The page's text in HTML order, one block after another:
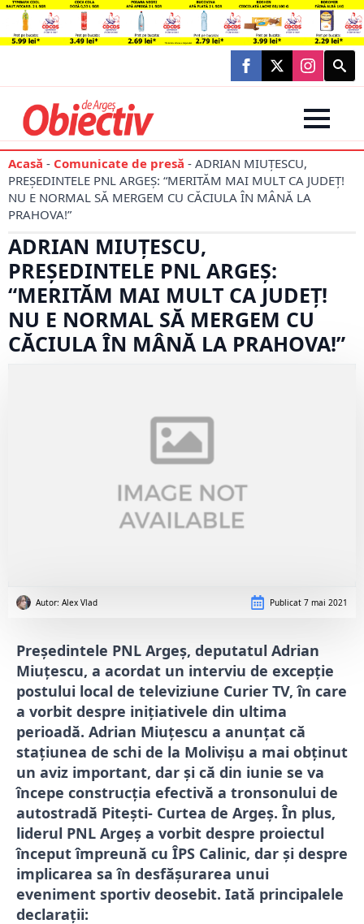
Search
for:
Acasă - Comunicate de presă - ADRIAN MIUȚESCU,
PREȘEDINTELE PNL ARGEȘ: “MERITĂM MAI MULT CA JUDEȚ!
NU E NORMAL SĂ MERGEM CU CĂCIULA ÎN MÂNĂ LA
PRAHOVA!”
ADRIAN MIUȚESCU,
PREȘEDINTELE PNL ARGEȘ:
“MERITĂM MAI MULT CA JUDEȚ!
NU E NORMAL SĂ MERGEM CU
CĂCIULA ÎN MÂNĂ LA PRAHOVA!”
Autor: Alex Vlad Publicat 7 mai 2021
Președintele PNL Argeș, deputatul Adrian
Miuțescu, a acordat un interviu de excepție
postului local de televiziune Curier TV, în care
a vorbit despre inițiativele din ultima
perioadă. Adrian Miuțescu a anunțat că
stațiunea de schi de la Molivișu a mai obținut
un aviz important, dar și că din iunie se va
începe construcția efectivă a tronsonului de
autostradă Pitești- Curtea de Argeș. În plus,
liderul PNL Argeș a vorbit despre proiectul
început împreună cu ÎPS Calinic, dar și despre
implicarea sa în desfășurarea unui
eveniment sportiv deosebit. Iată principalele
declarații: